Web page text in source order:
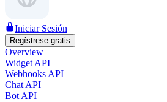
Iniciar Sesión
Regístrese gratis
Overview
Widget API
Webhooks API
Chat API
Bot API